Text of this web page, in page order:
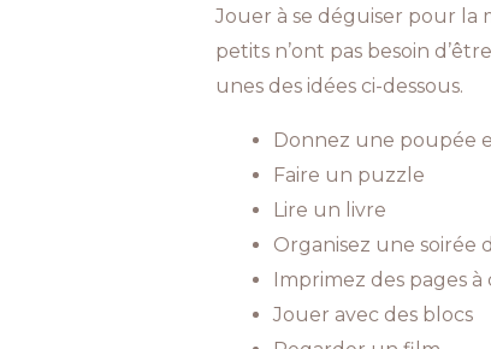
Jouer à se déguiser pour la
petits n’ont pas besoin
unes des idées ci-dessous.
Donnez une poupée
Faire un puzzle
Lire un livre
Organisez une soirée
Imprimez des pages
Jouer avec des blocs